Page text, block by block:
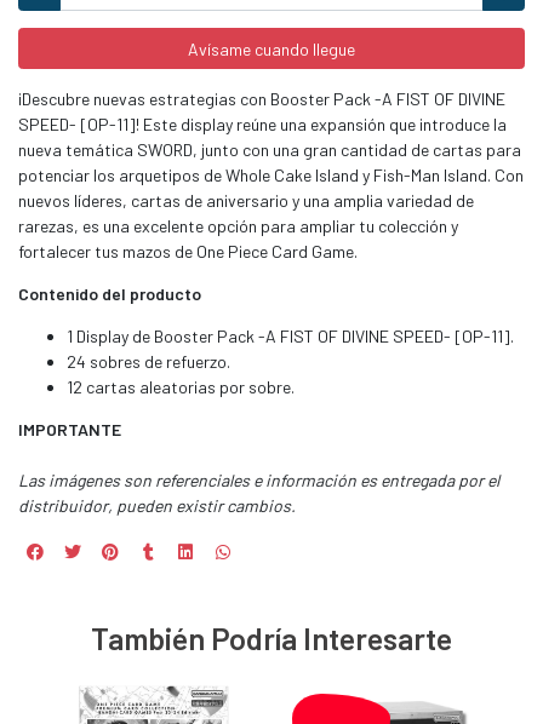
Avísame cuando llegue
¡Descubre nuevas estrategias con Booster Pack -A FIST OF DIVINE
SPEED- [OP-11]! Este display reúne una expansión que introduce la
nueva temática SWORD, junto con una gran cantidad de cartas para
potenciar los arquetipos de Whole Cake Island y Fish-Man Island. Con
nuevos líderes, cartas de aniversario y una amplia variedad de
rarezas, es una excelente opción para ampliar tu colección y
fortalecer tus mazos de One Piece Card Game.
Contenido del producto
1 Display de Booster Pack -A FIST OF DIVINE SPEED- [OP-11].
24 sobres de refuerzo.
12 cartas aleatorias por sobre.
IMPORTANTE
Las imágenes son referenciales e información es entregada por el
distribuidor, pueden existir cambios.
También Podría Interesarte